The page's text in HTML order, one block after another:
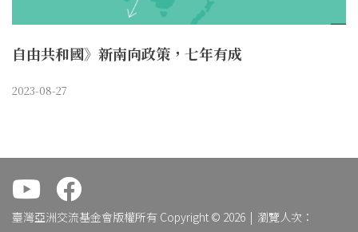
自由共和國》新南向政策，七年有成
2023-08-27
臺灣亞洲交流基金會版權所有 Copyright © 2026 | 瀏覽人次：